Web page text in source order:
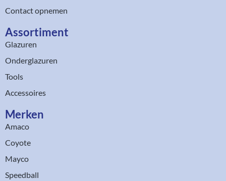
Contact opnemen
Assortiment​
Glazuren
Onderglazuren
Tools
Accessoires
Merken
Amaco
Coyote
Mayco
Speedball